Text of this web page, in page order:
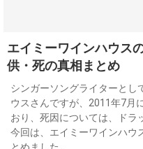
エイミーワインハウス
供・死の真相まとめ
シンガーソングライターとし
ウスさんですが、2011年7月
おり、死因については、ドラ
今回は、エイミーワインハウ